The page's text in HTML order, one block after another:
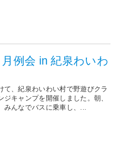
例会 in 紀泉わいわ
て、紀泉わいわい村で野遊びクラ
キャンプを開催しました。朝、
んなでバスに乗車し、...